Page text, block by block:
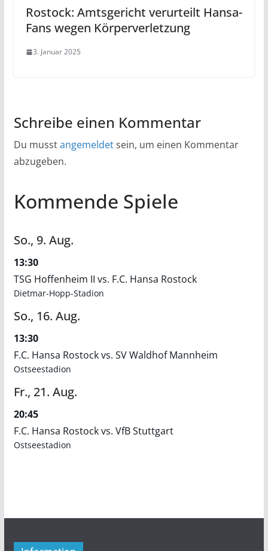
Rostock: Amtsgericht verurteilt Hansa-
Fans wegen Körperverletzung
3. Januar 2025
Schreibe einen Kommentar
Du musstangemeldetsein, um einen Kommentar
abzugeben.
Kommende Spiele
So., 9. Aug.
13:30
TSG Hoffenheim II vs. F.C. Hansa Rostock
Dietmar-Hopp-Stadion
So., 16. Aug.
13:30
F.C. Hansa Rostock vs. SV Waldhof Mannheim
Ostseestadion
Fr., 21. Aug.
20:45
F.C. Hansa Rostock vs. VfB Stuttgart
Ostseestadion